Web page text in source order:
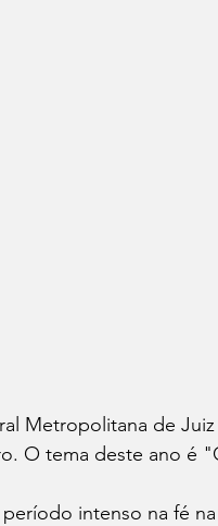
Metropolitana de
O tema deste ano é
período intenso na fé